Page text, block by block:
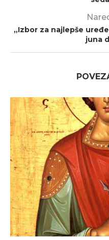
„Izbor za najlepše
juna